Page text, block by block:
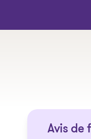
Avis de